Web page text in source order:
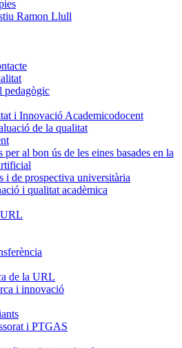
Ramon Llull
pedagògic
i Innovació Academicodocent
de la qualitat
per al bon ús de les eines basades en la
i de prospectiva universitària
i qualitat acadèmica
URL
de la URL
i innovació
i PTGAS